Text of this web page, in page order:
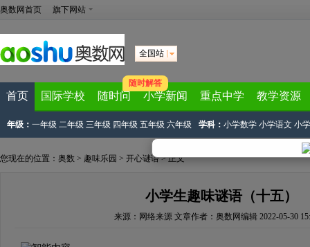
奥数网首页 旗下网站
全国站
首页 国际学校 随时问
随时解答
小学新闻 重点中学 教学资源
年级： 一年级 二年级 三年级 四年级 五年级 六年级 学科： 小学数学 小学语文 小
您现在的位置： 奥数 > 趣味乐园 > 开心谜语> 正文
小学生趣味谜语（十五）
来源： 网络来源文章作者：奥数网编辑 2022-05-30